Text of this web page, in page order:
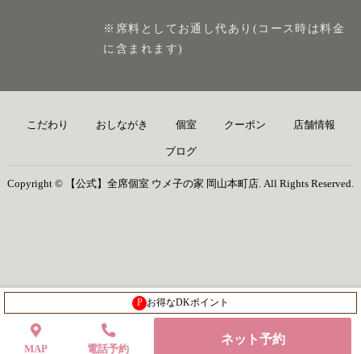
※席料としてお通し代あり(コース時は料金
に含まれます)
こだわり おしながき 個室 クーポン 店舗情報
ブログ
Copyright © 【公式】全席個室 ウメ子の家 岡山本町店. All Rights Reserved.
P お得なDKポイント
MAP 電話予約
ネット予約